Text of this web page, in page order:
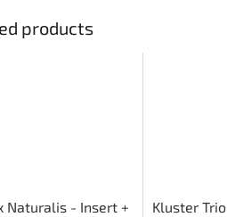
products
Naturalis - Insert +
Kluster Trio